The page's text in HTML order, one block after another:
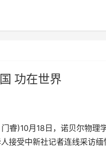
功在世界
)10月18日，诺贝尔物理
接受中新社记者连线采访缅